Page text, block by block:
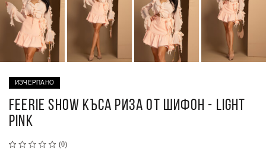
ИЗЧЕРПАНО
FEERIE SHOW КЪСА РИЗА ОТ ШИФОН - LIGHT
PINK
(0)